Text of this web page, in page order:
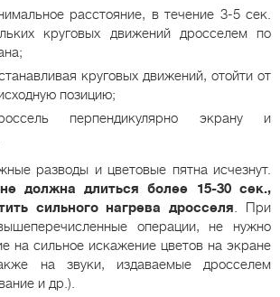
расстояние, в течение 3-5 сек.
круговых движений дросселем по
круговых движений, отойти от
позицию;
перпендикулярно экрану и
разводы и цветовые пятна исчезнут.
должна длиться более 15-30 сек.,
сильного нагрева дросселя . При
операции, не нужно
на сильное искажение цветов на экране
на звуки, издаваемые дросселем
и др.).